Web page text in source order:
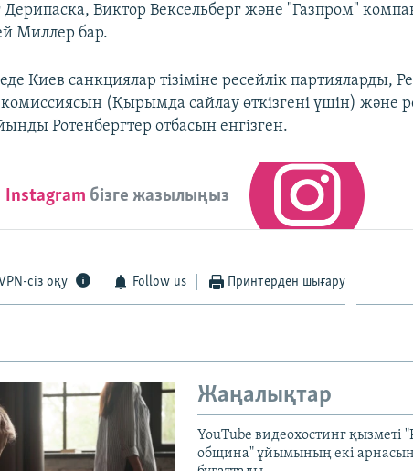
Дерипаска, Виктор Вексельберг және "Газпром"
Миллер бар.
Киев санкциялар тізіміне ресейлік партияларды,
(Қырымда сайлау өткізгені үшін) және
Ротенбергтер отбасын енгізген.
Instagram бізге жазылыңыз
сіз оқу Follow us Принтерден шығару
Жаңалықтар
YouTube видеохостинг қызметі
община" ұйымының екі арнасын